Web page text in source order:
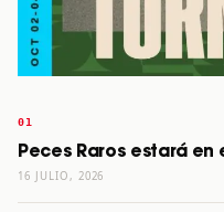
Peces Raros estará en
16 JULIO, 2026